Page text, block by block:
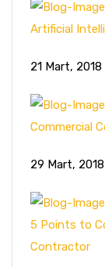
Artificial
21 Mart, 2018
Commercial
29 Mart, 2018
5 Points to
Contractor